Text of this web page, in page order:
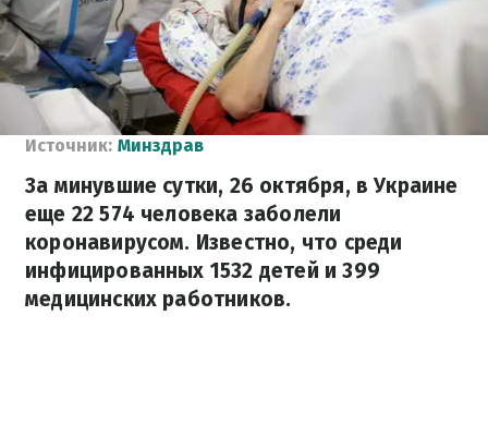
Источник: Минздрав
За минувшие сутки, 26 октября, в Украине
еще 22 574 человека заболели
коронавирусом. Известно, что среди
инфицированных 1532 детей и 399
медицинских работников.